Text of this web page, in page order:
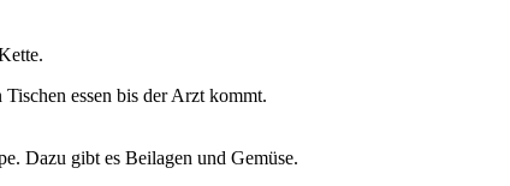
essen bis der Arzt kommt.
Dazu gibt es Beilagen und Gemüse.